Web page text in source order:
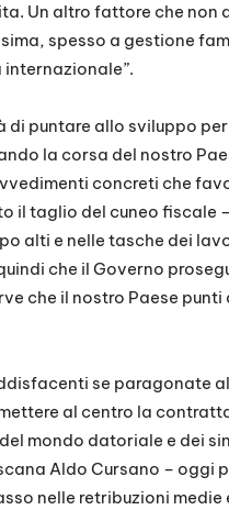
Un altro fattore che non
spesso a gestione
puntare allo sviluppo
la corsa del nostro
concreti che
il taglio del cuneo fiscale
alti e nelle tasche dei
che il Governo
che il nostro Paese
se paragonate
al centro la
mondo datoriale e dei
Aldo Cursano – oggi
nelle retribuzioni medie